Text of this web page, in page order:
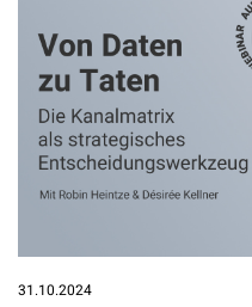
31.10.2024